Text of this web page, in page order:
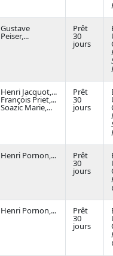
Gustave
Peiser,...
Prêt
30
jours
Henri Jacquot,...
François Priet,...
Soazic Marie,...
Prêt
30
jours
Henri Pornon,... Prêt
30
jours
Henri Pornon,... Prêt
30
jours